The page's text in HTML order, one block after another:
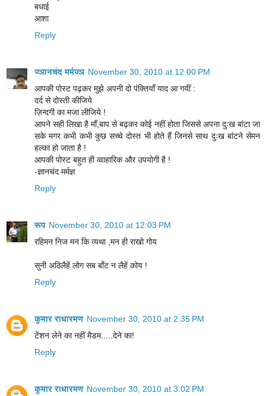
बधाई
आशा
Reply
ज्ञानचंद मर्मज्ञ November 30, 2010 at 12:00 PM
आपकी पोस्ट पढ़कर मुझे अपनी दो पंक्तियाँ याद आ गयीं :
दर्द से दोस्ती कीजिये
ज़िन्दगी का मजा लीजिये !
आपने सही लिखा है माँ,बाप से बढ़कर कोई नहीं होता जिससे अपना दुःख बांटा जा
सके मगर कभी कभी कुछ सच्चे दोस्त भी होते हैं जिनसे साथ दुःख बांटने सेमन
हल्का हो जाता है !
आपकी पोस्ट बहुत ही व्वाहारिक और उपयोगी है !
-ज्ञानचंद मर्मज्ञ
Reply
रूप November 30, 2010 at 12:03 PM
रहिमन निज मन कि व्यथा ,मन ही राखो गोय
सुनी अठिलैहें लोग सब बाँट न लैहें कोय !
Reply
कुमार राधारमण November 30, 2010 at 2:35 PM
टेंशन लेने का नहीं मैडम.....देने का!
Reply
कुमार राधारमण November 30, 2010 at 3:02 PM